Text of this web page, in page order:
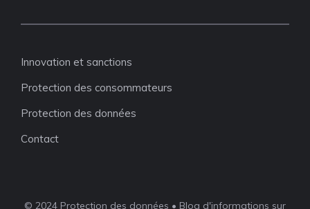
Innovation et sanctions
Protection des consommateurs
Protection des données
Contact
© 2024 Protection des données • Blog d'informations sur